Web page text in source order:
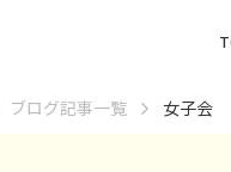
ブログ記事一覧 女子会